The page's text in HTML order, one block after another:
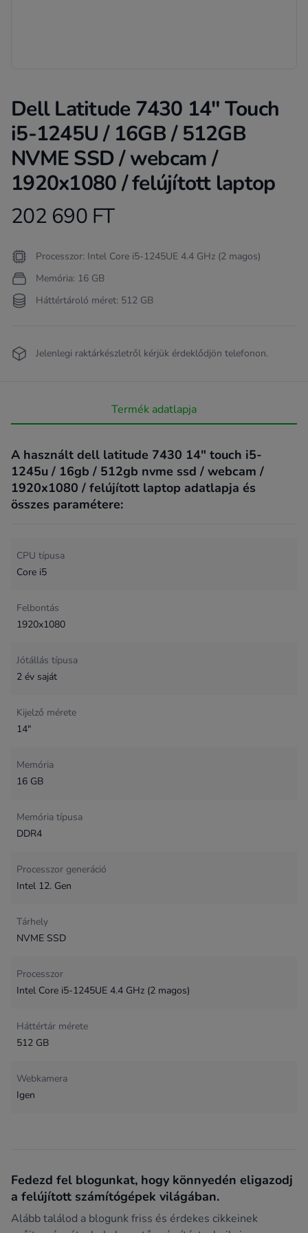
Dell Latitude 7430 14" Touch
i5-1245U / 16GB / 512GB
NVME SSD / webcam /
1920x1080 / felújított laptop
Product information
202 690 FT
Termékleírás
Processzor: Intel Core i5-1245UE 4.4 GHz (2 magos)
Memória: 16 GB
Háttértároló méret: 512 GB
Jelenlegi raktárkészletről kérjük érdeklődjön telefonon.
Termék adatlapja
A használt dell latitude 7430 14" touch i5-
1245u / 16gb / 512gb nvme ssd / webcam /
1920x1080 / felújított laptop adatlapja és
összes paramétere:
CPU típusa
Core i5
Felbontás
1920x1080
Jótállás típusa
2 év saját
Kijelző mérete
14"
Memória
16 GB
Memória típusa
DDR4
Processzor generáció
Intel 12. Gen
Tárhely
NVME SSD
Processzor
Intel Core i5-1245UE 4.4 GHz (2 magos)
Háttértár mérete
512 GB
Webkamera
Igen
Fedezd fel blogunkat, hogy könnyedén eligazodj
a felújított számítógépek világában.
Alább találod a blogunk friss és érdekes cikkeinek